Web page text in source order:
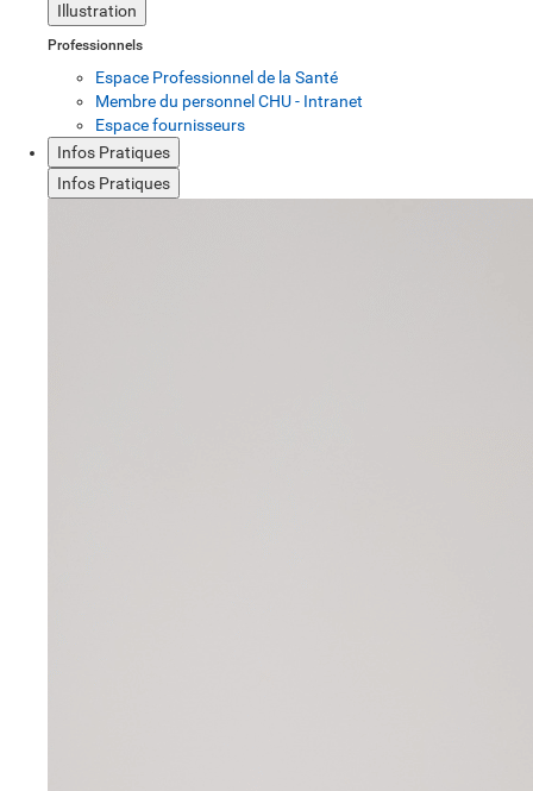
Illustration
Professionnels
Espace Professionnel de la Santé
Membre du personnel CHU - Intranet
Espace fournisseurs
Infos Pratiques
Infos Pratiques